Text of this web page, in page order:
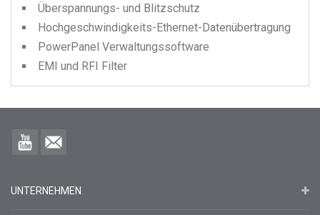
Überspannungs- und Blitzschutz
Hochgeschwindigkeits-Ethernet-Datenübertragung
PowerPanel Verwaltungssoftware
EMI und RFI Filter
UNTERNEHMEN